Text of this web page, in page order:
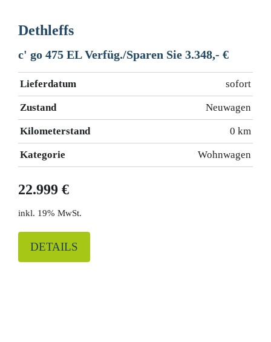
Dethleffs
c' go 475 EL Verfüg./Sparen Sie 3.348,- €
Lieferdatum sofort
Zustand Neuwagen
Kilometerstand 0 km
Kategorie Wohnwagen
22.999 €
19% MwSt.
DETAILS